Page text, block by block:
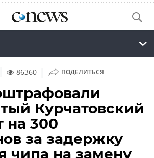
86360 | ПОДЕЛИТЬСЯ
Курчатовский
на 300
за задержку
чипа на замену